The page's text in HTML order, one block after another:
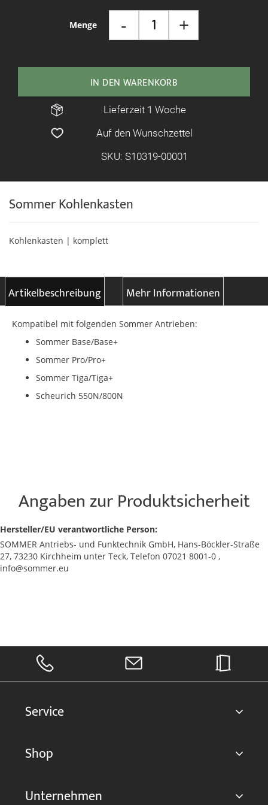
Sommer Kohlenkasten
Menge - +
IN DEN WARENKORB
Lieferzeit 1 Woche
Auf den Wunschzettel
SKU: S10319-00001
Kohlenkasten | komplett
Artikelbeschreibung Mehr Informationen
Kompatibel mit folgenden Sommer Antrieben:
Sommer Base/Base+
Sommer Pro/Pro+
Sommer Tiga/Tiga+
Scheurich 550N/800N
Angaben zur Produktsicherheit
Hersteller/EU verantwortliche Person:
SOMMER Antriebs- und Funktechnik GmbH, Hans-Böckler-Straße
27, 73230 Kirchheim unter Teck, Telefon 07021 8001-0 ,
info@sommer.eu
Service
Shop
Unternehmen